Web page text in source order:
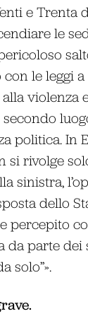
e Trenta
le
le leggi
alla
politica. In
si rivolge
sinistra,
dello
percepito
da parte
solo”».